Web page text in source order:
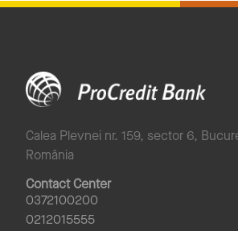
Calea Plevnei nr. 159, sector 6,
România
Contact Center
0372100200
0212015555